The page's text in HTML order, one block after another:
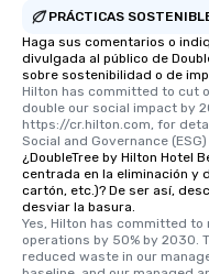
PRÁCTICAS
Haga sus comentarios o
divulgada al público de
sobre sostenibilidad o de
Hilton has committed to cut
double our social impact by
https://cr.hilton.com, for
Social and Governance
¿DoubleTree by Hilton Hotel
centrada en la eliminación y
cartón, etc.)? De ser así,
desviar la basura.
Yes, Hilton has committed
operations by 50% by 2030.
reduced waste in our